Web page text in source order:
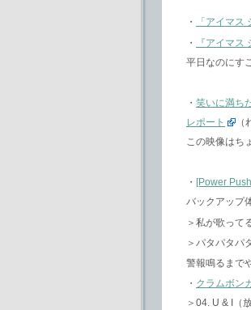
・ 「アイマ
・
『アイマ
平日なのにす
・ 笑いに満ち
レポート
この映像はち
・ [Power
バックアップ
＞私が歌って
＞パタパタパ
警報鳴るまで
・ クラムボン
＞04. U & I（